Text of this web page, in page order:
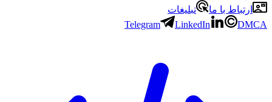
ارتباط با ما
تبلیغات
Telegram
LinkedIn DMCA